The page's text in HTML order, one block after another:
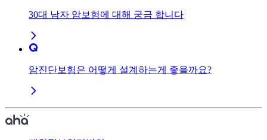
30대 남자 암보험에 대해 궁금 합니다
암진단보험은 어떻게 설계하는게 좋을까요?